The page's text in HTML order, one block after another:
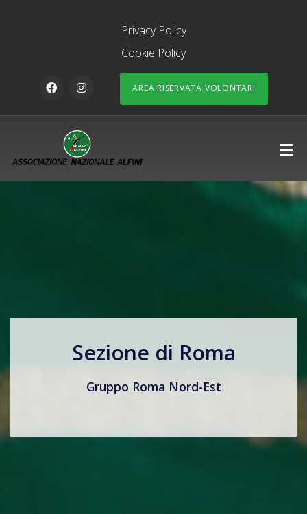
Privacy Policy
Cookie Policy
AREA RISERVATA VOLONTARI
Sezione di Roma
Gruppo Roma Nord-Est